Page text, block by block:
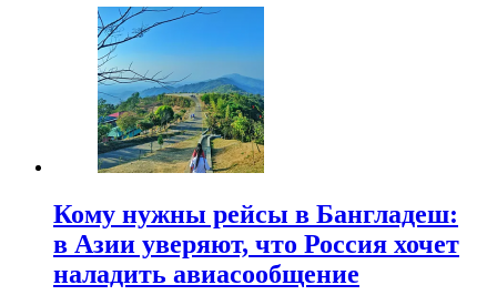
Кому нужны рейсы в Бангладеш:
в Азии уверяют, что Россия хочет
наладить авиасообщение